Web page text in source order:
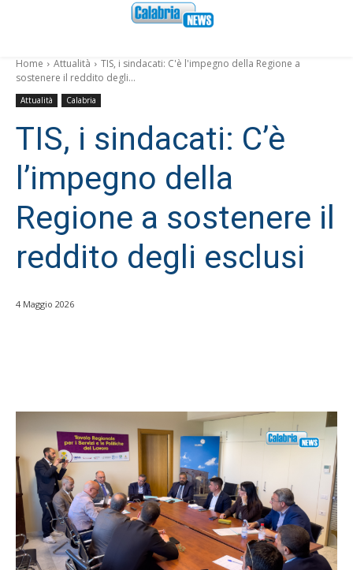
Home Attualità
TIS, i sindacati: C'è l'impegno della Regione a
sostenere il reddito degli...
Attualità Calabria
TIS, i sindacati: C’è
l’impegno della
Regione a sostenere il
reddito degli esclusi
4 Maggio 2026